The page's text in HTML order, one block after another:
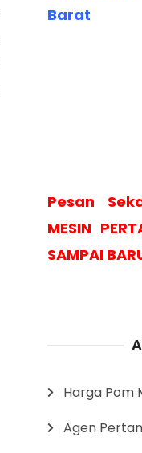
Barat
Pesan
MESIN
SAMPAI
Harga Pom
Agen